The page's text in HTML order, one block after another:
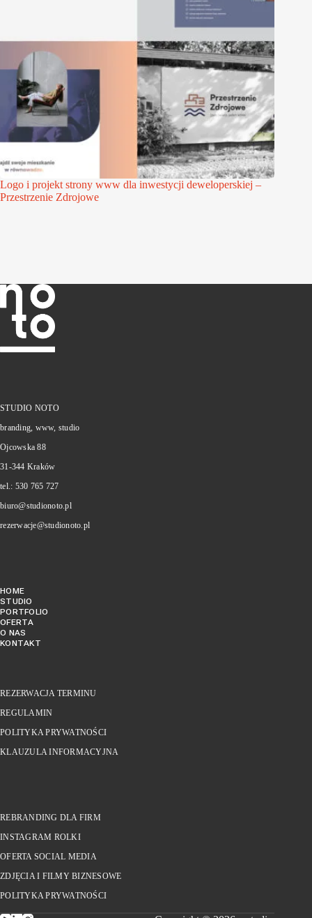
Logo i projekt strony www dla inwestycji deweloperskiej –
Przestrzenie Zdrojowe
STUDIO NOTO
branding, www, studio
Ojcowska 88
31-344 Kraków
tel.: 530 765 727‬
biuro@studionoto.pl
rezerwacje@studionoto.pl
HOME
STUDIO
PORTFOLIO
OFERTA
O NAS
KONTAKT
REZERWACJA TERMINU
REGULAMIN
POLITYKA PRYWATNOŚCI
KLAUZULA INFORMACYJNA
REBRANDING DLA FIRM
INSTAGRAM ROLKI
OFERTA SOCIAL MEDIA
ZDJĘCIA I FILMY BIZNESOWE
POLITYKA PRYWATNOŚCI